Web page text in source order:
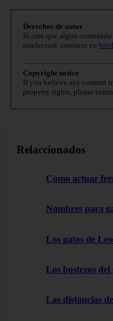
Derechos de autor
Si cree que algún
intelectual, contacte en
Copyright notice
If you believe any content
property rights, please
Relaccionados
Cómo actuar
Nombres para
Los gatos de
Los bostezos del
Las distancias